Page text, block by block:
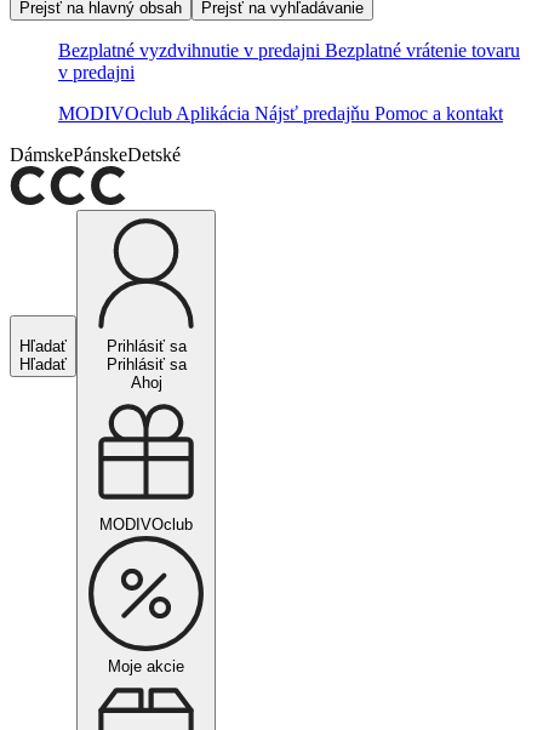
Prejsť na hlavný obsah
Prejsť na vyhľadávanie
Bezplatné vyzdvihnutie v predajni Bezplatné vrátenie tovaru
v predajni
MODIVOclub Aplikácia Nájsť predajňu Pomoc a kontakt
DámskePánskeDetské
Hľadať
Hľadať
Prihlásiť sa
Prihlásiť sa
Ahoj
MODIVOclub
Moje akcie